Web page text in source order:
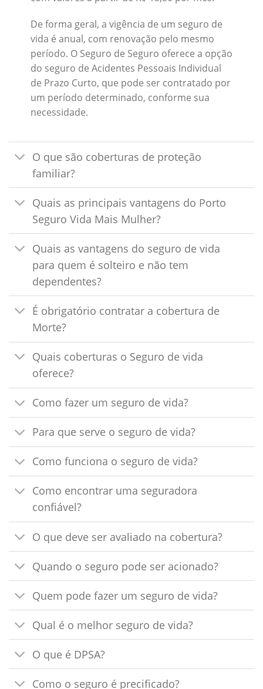
De forma geral, a vigência de um seguro de
vida é anual, com renovação pelo mesmo
período. O Seguro de Seguro oferece a opção
do seguro de Acidentes Pessoais Individual
de Prazo Curto, que pode ser contratado por
um período determinado, conforme sua
necessidade.
O que são coberturas de proteção
familiar?
Quais as principais vantagens do Porto
Seguro Vida Mais Mulher?
Quais as vantagens do seguro de vida
para quem é solteiro e não tem
dependentes?
É obrigatório contratar a cobertura de
Morte?
Quais coberturas o Seguro de vida
oferece?
Como fazer um seguro de vida?
Para que serve o seguro de vida?
Como funciona o seguro de vida?
Como encontrar uma seguradora
confiável?
O que deve ser avaliado na cobertura?
Quando o seguro pode ser acionado?
Quem pode fazer um seguro de vida?
Qual é o melhor seguro de vida?
O que é DPSA?
Como o seguro é precificado?